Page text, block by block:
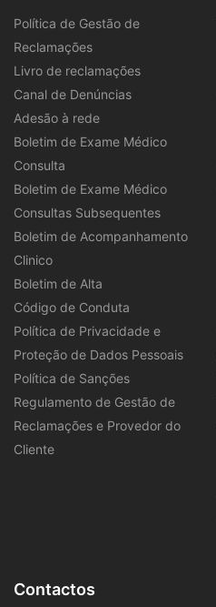
Política de Gestão de
Reclamações
Livro de reclamações
Canal de Denúncias
Adesão à rede
Boletim de Exame Médico
Consulta
Boletim de Exame Médico
Consultas Subsequentes
Boletim de Acompanhamento
Clinico
Boletim de Alta
Código de Conduta
Política de Privacidade e
Proteção de Dados Pessoais
Política de Sanções
Regulamento de Gestão de
Reclamações e Provedor do
Cliente
Contactos